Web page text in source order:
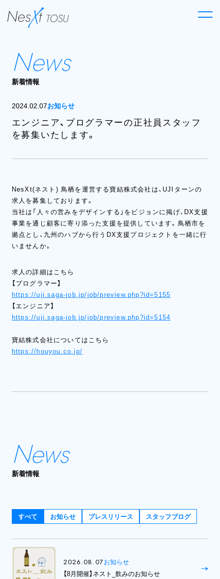
News
新着情報
2024.02.07お知らせ
エンジニア、プログラマーの正社員スタッフ
を募集いたします。
NesXt(ネスト) 鳥栖を運営する寶結株式会社は、UJIターンの
求人を募集しております。
当社は「人々の営みをデザインする」をビジョンに掲げ、DX支援
事業を通じ顧客に寄り添った支援を提供しています。鳥栖市を
拠点とし、九州のハブから行うDX支援プロジェクトを一緒に行
いませんか。
求人の詳細はこちら
【プログラマー】
https://uji.saga-job.jp/job/preview.php?id=5155
【エンジニア】
https://uji.saga-job.jp/job/preview.php?id=5154
寶結株式会社についてはこちら
https://houyou.co.jp/
News
新着情報
すべて お知らせ プレスリリース スタッフブログ
2026.08.07お知らせ
【8月開催】ネスト_飲みのお知らせ